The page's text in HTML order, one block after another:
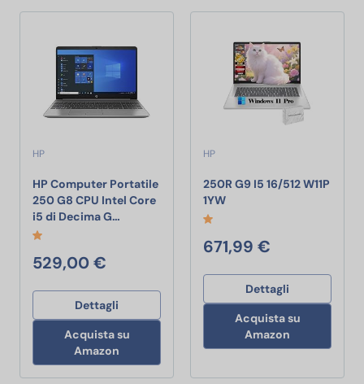
HP
HP Computer Portatile
250 G8 CPU Intel Core
i5 di Decima G… HP Computer Portatile 250 G8 CPU Intel
529,00 €
Dettagli
Acquista su
Amazon
HP
250R G9 I5 16/512 W11P
1YW250R G9 I5 16/512 W11P
671,99 €
Dettagli
Acquista su
Amazon